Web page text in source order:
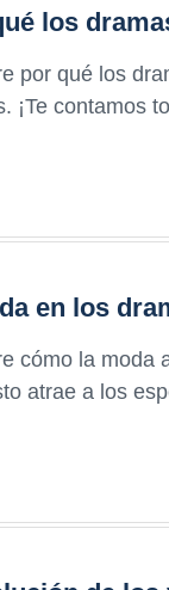
los
por qué los
¡Te contamos
en los
cómo la moda
atrae a los